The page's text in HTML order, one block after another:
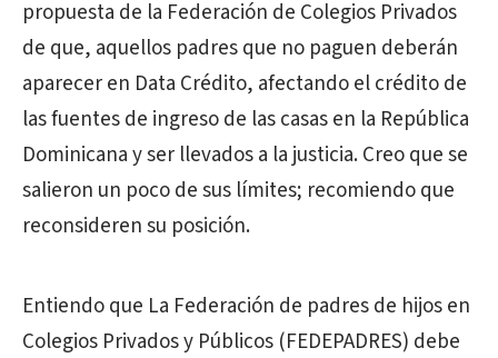
propuesta de la Federación de Colegios Privados
de que, aquellos padres que no paguen deberán
aparecer en Data Crédito, afectando el crédito de
las fuentes de ingreso de las casas en la República
Dominicana y ser llevados a la justicia. Creo que se
salieron un poco de sus límites; recomiendo que
reconsideren su posición.
Entiendo que La Federación de padres de hijos en
Colegios Privados y Públicos (FEDEPADRES) debe